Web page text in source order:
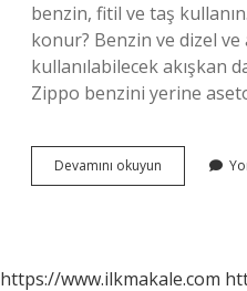
benzin, fitil ve taş
konur? Benzin ve dizel
kullanılabilecek akışkan
Zippo benzini yerine
Devamını okuyun
Benzini
https://www.ilkmakale.com